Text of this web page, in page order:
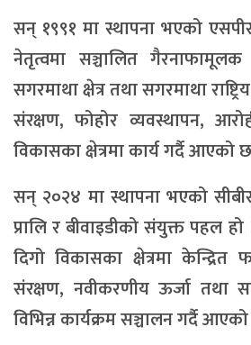
सन् १९९१ मा स्थापना भएको
नेतृत्वमा सञ्चालित
सगरमाथा क्षेत्र तथा सगरमाथा
संरक्षण, फोहोर व्यवस्थापन,
विकासका क्षेत्रमा कार्य गर्दै आएको
सन् २०२४ मा स्थापना भएको
प्रालि र बीवाइडीको संयुक्त पहल हो
दिगो विकासका क्षेत्रमा केन्द्रित
संरक्षण, नवीकरणीय ऊर्जा तथा
विभिन्न कार्यक्रम सञ्चालन गर्दै